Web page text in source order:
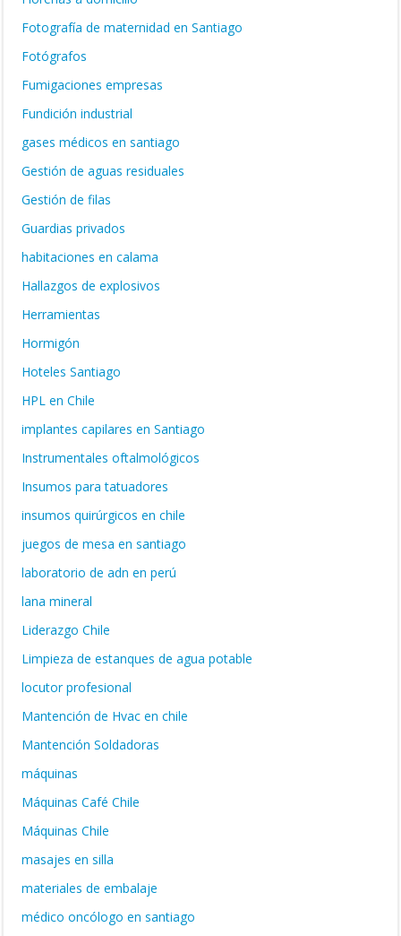
Fotografía de maternidad en Santiago
Fotógrafos
Fumigaciones empresas
Fundición industrial
gases médicos en santiago
Gestión de aguas residuales
Gestión de filas
Guardias privados
habitaciones en calama
Hallazgos de explosivos
Herramientas
Hormigón
Hoteles Santiago
HPL en Chile
implantes capilares en Santiago
Instrumentales oftalmológicos
Insumos para tatuadores
insumos quirúrgicos en chile
juegos de mesa en santiago
laboratorio de adn en perú
lana mineral
Liderazgo Chile
Limpieza de estanques de agua potable
locutor profesional
Mantención de Hvac en chile
Mantención Soldadoras
máquinas
Máquinas Café Chile
Máquinas Chile
masajes en silla
materiales de embalaje
médico oncólogo en santiago